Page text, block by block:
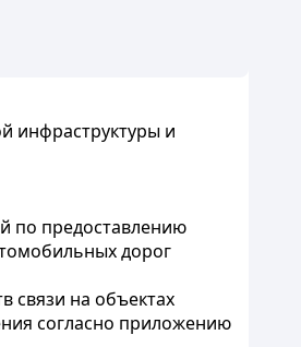
инфраструктуры и
по предоставлению
дорог
связи на объектах
согласно приложению